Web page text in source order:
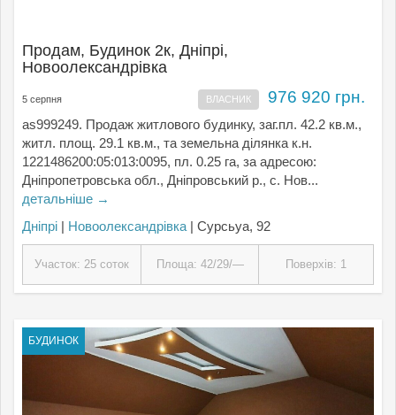
Продам, Будинок 2к, Дніпрі,
Новоолександрівка
5 серпня ВЛАСНИК 976 920 грн.
as999249. Продаж житлового будинку, заг.пл. 42.2 кв.м.,
житл. площ. 29.1 кв.м., та земельна ділянка к.н.
1221486200:05:013:0095, пл. 0.25 га, за адресою:
Дніпропетровська обл., Дніпровський р., с. Нов...
детальніше →
Дніпрі | Новоолександрівка | Сурсьуа, 92
Участок: 25 соток Площа: 42/29/— Поверхів: 1
БУДИНОК